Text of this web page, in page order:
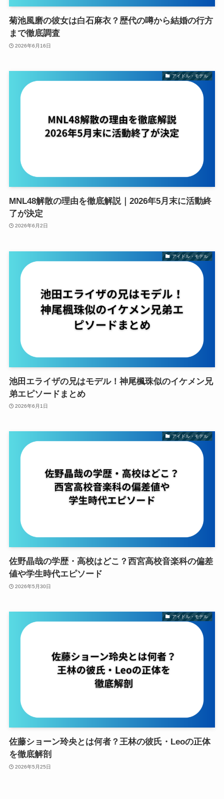
菊池風磨の彼女は白石麻衣？歴代の噂から結婚の行方
まで徹底調査
2026年6月16日
アイドル・モデル
MNL48解散の理由を徹底解説｜2026年5月末に活動終
了が決定
2026年6月2日
アイドル・モデル
池田エライザの兄はモデル！神尾楓珠似のイケメン兄
弟エピソードまとめ​​​​​​​​​​​​​​​​
2026年6月1日
アイドル・モデル
佐野晶哉の学歴・高校はどこ？西宮高校音楽科の偏差
値や学生時代エピソード
2026年5月30日
アイドル・モデル
佐藤ショーン玲央とは何者？王林の彼氏・Leoの正体
を徹底解剖
2026年5月25日